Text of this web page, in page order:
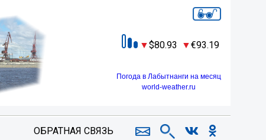
80.93 93.19
Погода в Лабытнанги на месяц
world-weather.ru
ОБРАТНАЯ СВЯЗЬ